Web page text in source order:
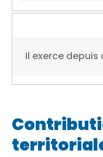
Il exerce depuis